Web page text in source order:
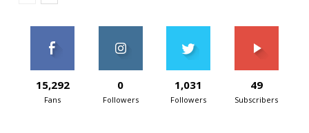
15,292
Fans
0
Followers
1,031
Followers
49
Subscribers